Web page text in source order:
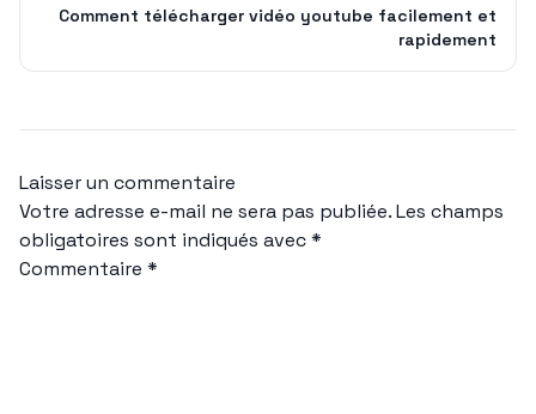
Comment télécharger vidéo youtube facilement et
rapidement
Laisser un commentaire
Votre adresse e-mail ne sera pas publiée.Les champs
obligatoires sont indiqués avec*
Commentaire *